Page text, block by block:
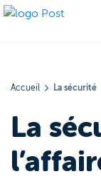
Accueil La sécurité
La